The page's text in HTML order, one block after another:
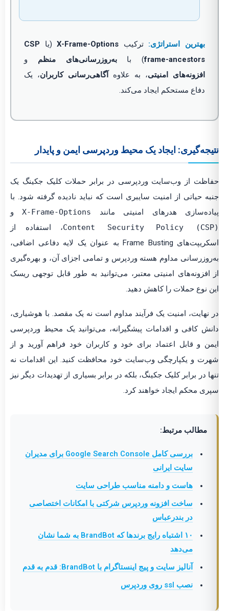
بهترین استراتژی: ترکیبX-Frame-Options(یا CSP
frame-ancestors) با به‌روزرسانی‌های منظمو
افزونه‌های امنیتی، به علاوهآگاهی‌رسانی کاربران ، یک
دفاع مستحکم ایجاد می‌کند.
ایجاد یک محیط وردپرسی ایمن و پایدار
از وب‌سایت وردپرسی در برابر حملات کلیک جکینگ یک
حیاتی از امنیت سایبری است که نباید نادیده گرفته شود. با
هدرهای امنیتی مانندX-Frame-Optionsو
Content Security Policy، استفاده از
اسکریپت‌های Frame Busting به عنوان یک لایه دفاعی اضافی،
مداوم هسته وردپرس و تمامی اجزای آن، و بهره‌گیری
افزونه‌های امنیتی معتبر، می‌توانید به طور قابل توجهی ریسک
نوع حملات را کاهش دهید.
نهایت، امنیت یک فرآیند مداوم است نه یک مقصد. با هوشیاری،
کافی و اقدامات پیشگیرانه، می‌توانید یک محیط وردپرسی
و قابل اعتماد برای خود و کاربران خود فراهم آورید و از
و یکپارچگی وب‌سایت خود محافظت کنید. این اقدامات نه
در برابر کلیک جکینگ، بلکه در برابر بسیاری از تهدیدات دیگر نیز
محکم ایجاد خواهند کرد.
مطالب مرتبط:
بررسی کامل Google Search Console برای مدیران
سایت ایرانی
هاست و دامنه مناسب طراحی سایت
ساخت افزونه وردپرس شرکتی با امکانات اختصاصی
در بندرعباس
۱۰ اشتباه رایج برندها که BrandBot به شما نشان
می‌دهد
آنالیز سایت و پیج اینستاگرام با BrandBot: قدم به قدم
نصب ssl روی وردپرس